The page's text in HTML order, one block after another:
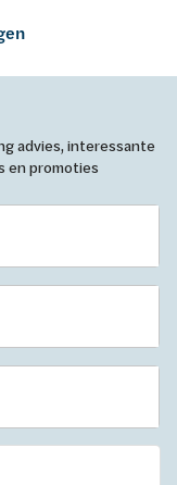
advies, interessante
en promoties